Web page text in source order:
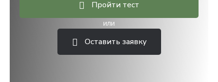
Пройти тест
или
Оставить заявку